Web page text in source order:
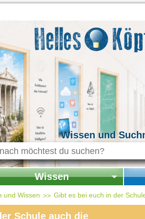
Wissen und
Wissen
Wissen
Geschichte & Kultur
und Wissen Gibt es bei euch in der
Schule auch die